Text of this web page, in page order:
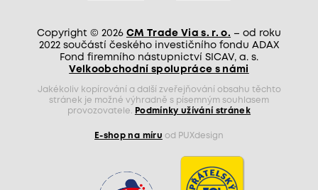
Copyright © 2026 CM Trade Via s. r. o. – od roku
2022 součástí českého investičního fondu ADAX
Fond firemního nástupnictví SICAV, a. s.
Velkoobchodní spolupráce s námi
Jakékoliv kopírování a další zveřejňování obsahu těchto
stránek je možné výhradně s písemným souhlasem
provozovatele.
Podmínky užívání stránek
E-shop na míru od PUXdesign